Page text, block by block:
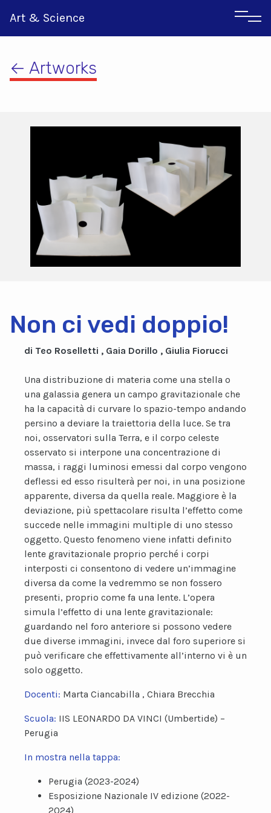
Art & Science
Greek
← Artworks
Non ci vedi doppio!
di Teo Roselletti , Gaia Dorillo , Giulia Fiorucci
Una distribuzione di materia come una stella o
una galassia genera un campo gravitazionale che
ha la capacità di curvare lo spazio-tempo andando
persino a deviare la traiettoria della luce. Se tra
noi, osservatori sulla Terra, e il corpo celeste
osservato si interpone una concentrazione di
massa, i raggi luminosi emessi dal corpo vengono
deflessi ed esso risulterà per noi, in una posizione
apparente, diversa da quella reale. Maggiore è la
deviazione, più spettacolare risulta l’effetto come
succede nelle immagini multiple di uno stesso
oggetto. Questo fenomeno viene infatti definito
lente gravitazionale proprio perché i corpi
interposti ci consentono di vedere un’immagine
diversa da come la vedremmo se non fossero
presenti, proprio come fa una lente. L’opera
simula l’effetto di una lente gravitazionale:
guardando nel foro anteriore si possono vedere
due diverse immagini, invece dal foro superiore si
può verificare che effettivamente all’interno vi è un
solo oggetto.
Docenti: Marta Ciancabilla , Chiara Brecchia
Scuola: IIS LEONARDO DA VINCI (Umbertide) –
Perugia
In mostra nella tappa:
Perugia (2023-2024)
Esposizione Nazionale IV edizione (2022-
2024)